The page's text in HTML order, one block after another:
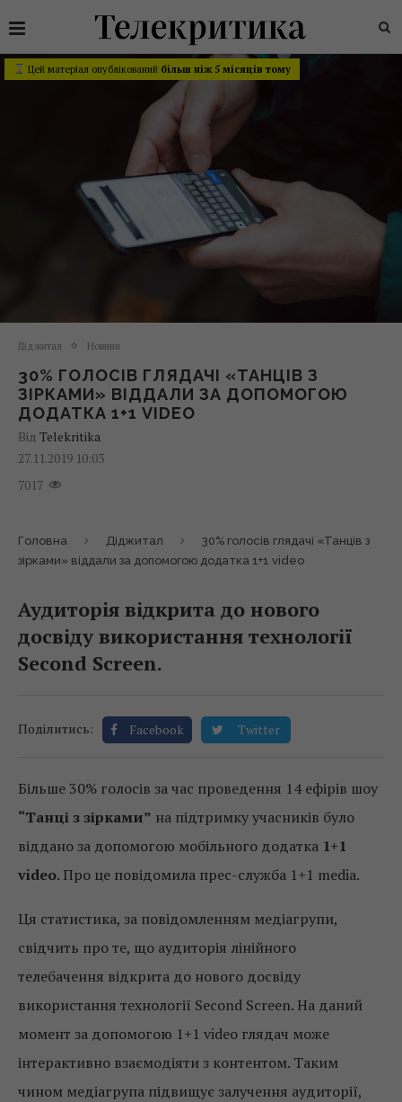
Цей матеріал опублікований більш ніж 5 місяців тому
Діджитал Новини
30% ГОЛОСІВ ГЛЯДАЧІ «ТАНЦІВ З
ЗІРКАМИ» ВІДДАЛИ ЗА ДОПОМОГОЮ
ДОДАТКА 1+1 VIDEO
Від Telekritika
27.11.2019 10:03
7017
Головна Діджитал
30% голосів глядачі «Танців з
зірками» віддали за допомогою додатка 1+1 video
Аудиторія відкрита до нового
досвіду використання технології
Second Screen.
Поділитись: Facebook Twitter
Більше 30% голосів за час проведення 14 ефірів шоу
“Танці з зірками” на підтримку учасників було
віддано за допомогою мобільного додатка 1+1
video.Про це повідомила прес-служба 1+1 media.
Ця статистика, за повідомленням медіагрупи,
свідчить про те, що аудиторія лінійного
телебачення відкрита до нового досвіду
використання технології Second Screen. На даний
момент за допомогою 1+1 video глядач може
інтерактивно взаємодіяти з контентом. Таким
чином медіагрупа підвищує залучення аудиторії,